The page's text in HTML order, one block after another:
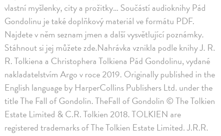
vlastní myšlenky, city a prožitky… Součástí audioknihy Pád
Gondolinu je také doplňkový materiál ve formátu PDF.
Najdete v něm seznam jmen a další vysvětlující poznámky.
Stáhnout si jej můžete zde.Nahrávka vznikla podle knihy J. R.
R. Tolkiena a Christophera Tolkiena Pád Gondolinu, vydané
nakladatelstvím Argo v roce 2019. Originally published in the
English language by HarperCollins Publishers Ltd. under the
title The Fall of Gondolin. TheFall of Gondolin © The Tolkien
Estate Limited & C.R. Tolkien 2018. TOLKIEN are
registered trademarks of The Tolkien Estate Limited. J.R.R.